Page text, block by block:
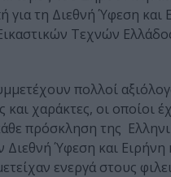
για τη Διεθνή Ύφεση και
Τεχνών
πολλοί
και χαράκτες, οι οποίοι
πρόσκληση της
Διεθνή Ύφεση και Ειρήνη
ενεργά στους